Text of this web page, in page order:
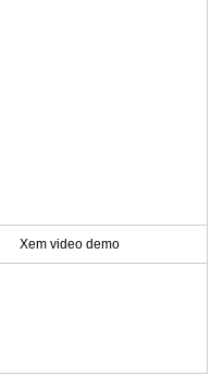
Xem video demo